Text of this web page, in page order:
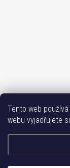
Tento web
webu vyjadřujete